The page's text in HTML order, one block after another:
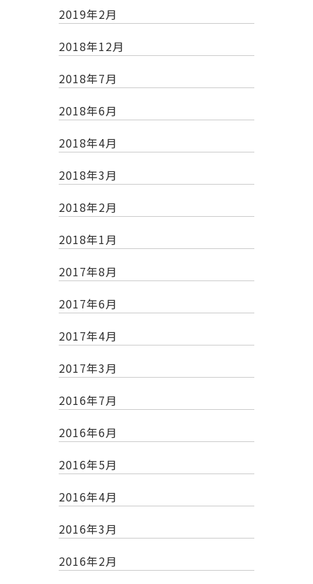
2019年2月
2018年12月
2018年7月
2018年6月
2018年4月
2018年3月
2018年2月
2018年1月
2017年8月
2017年6月
2017年4月
2017年3月
2016年7月
2016年6月
2016年5月
2016年4月
2016年3月
2016年2月